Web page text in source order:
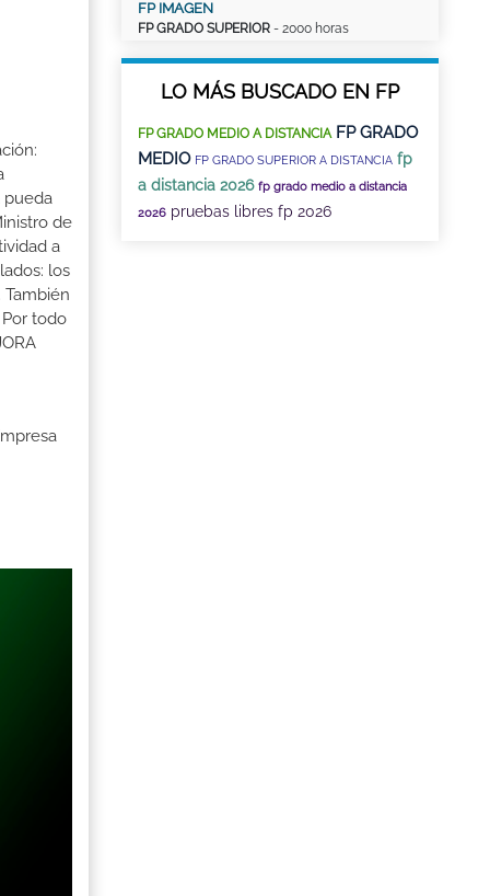
pueda
de
a
los
todo
FP IMAGEN
FP GRADO SUPERIOR - 2000 horas
LO MÁS BUSCADO EN FP
FP GRADO MEDIO A DISTANCIA FP GRADO
MEDIO FP GRADO SUPERIOR A DISTANCIA fp
a distancia 2026 fp grado medio a distancia
2026 pruebas libres fp 2026